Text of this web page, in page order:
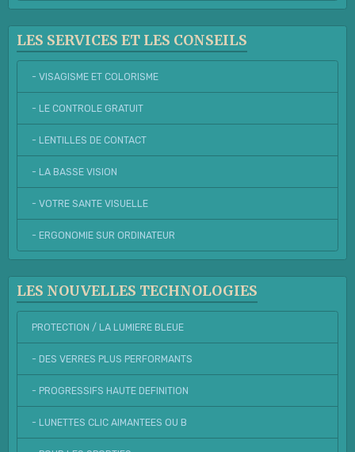
LES SERVICES ET LES CONSEILS
- VISAGISME ET COLORISME
- LE CONTROLE GRATUIT
- LENTILLES DE CONTACT
- LA BASSE VISION
- VOTRE SANTE VISUELLE
- ERGONOMIE SUR ORDINATEUR
LES NOUVELLES TECHNOLOGIES
PROTECTION / LA LUMIERE BLEUE
- DES VERRES PLUS PERFORMANTS
- PROGRESSIFS HAUTE DEFINITION
- LUNETTES CLIC AIMANTEES OU B